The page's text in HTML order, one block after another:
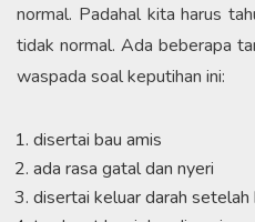
normal. Padahal kita harus
tidak normal. Ada beberapa
waspada soal keputihan ini:
disertai bau amis
ada rasa gatal dan nyeri
disertai keluar darah setelah